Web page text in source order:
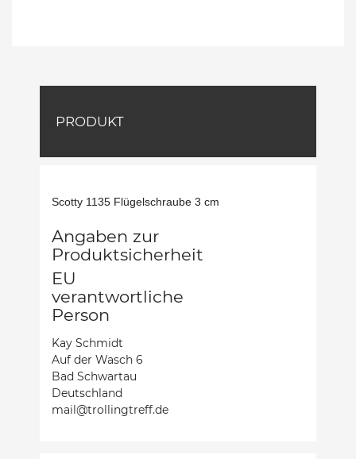
PRODUKT
Scotty 1135 Flügelschraube 3 cm
Angaben zur
Produktsicherheit
EU
verantwortliche
Person
Kay Schmidt
Auf der Wasch 6
Bad Schwartau
Deutschland
mail@trollingtreff.de